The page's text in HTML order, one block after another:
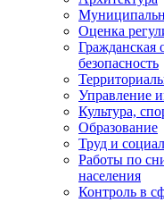
Оценка
Гражданская
безопасность
Управление
Культура,
Образование
Труд и
Работы по
населения
Контроль в